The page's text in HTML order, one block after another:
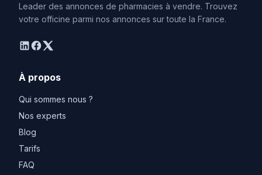
Leader des annonces de pharmacies à vendre. Trouvez
votre officine parmi nos annonces sur toute la France.
linkedin
facebook
twitter
À propos
Qui sommes nous ?
Nos experts
Blog
Tarifs
FAQ